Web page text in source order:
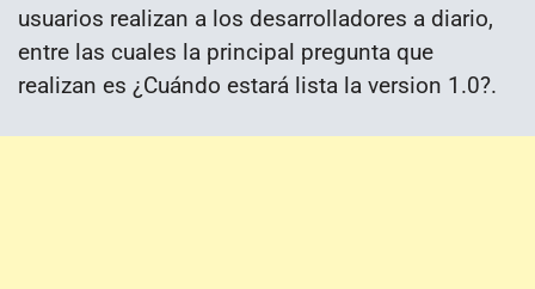
usuarios realizan a los desarrolladores a diario,
entre las cuales la principal pregunta que
realizan es ¿Cuándo estará lista la version 1.0?.